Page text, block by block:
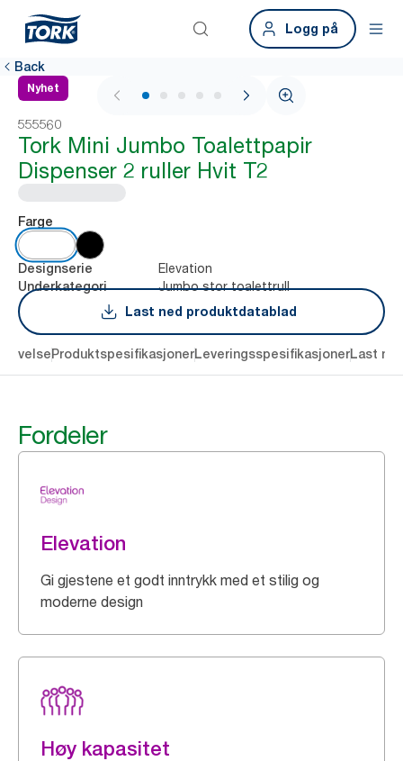
Logg på
Back
Nyhet
1 / 7
555560
Tork Mini Jumbo Toalettpapir
Dispenser 2 ruller Hvit T2
Farge
Designserie Elevation
Underkategori
Jumbo stor toalettrull
Last ned produktdatablad
ProduktspesifikasjonerLeveringsspesifikasjonerLast
Fordeler
Elevation
Gi gjestene et godt inntrykk med et stilig og
moderne design
Høy kapasitet